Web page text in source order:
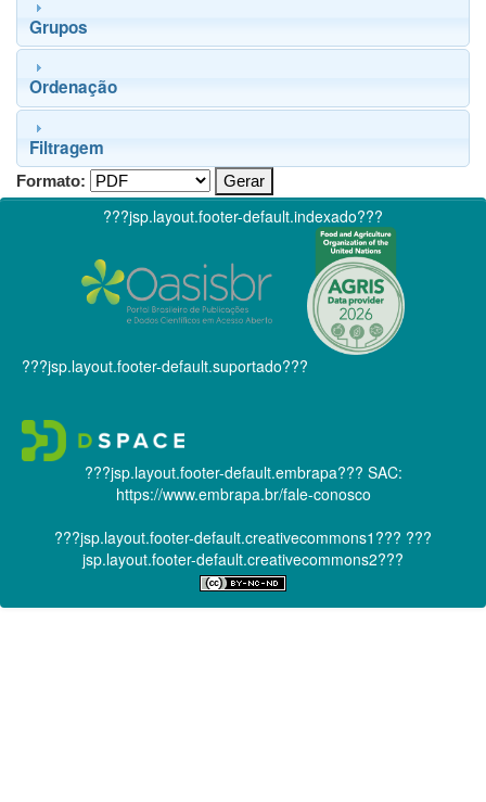
Grupos
Ordenação
Filtragem
Formato:
???jsp.layout.footer-default.indexado???
???jsp.layout.footer-default.suportado???
???jsp.layout.footer-default.embrapa??? SAC:
https://www.embrapa.br/fale-conosco
???jsp.layout.footer-default.creativecommons1??? ???
jsp.layout.footer-default.creativecommons2???